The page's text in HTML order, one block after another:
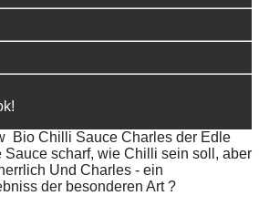
Bio Chilli Sauce Charles der Edle
Sauce scharf, wie Chilli sein soll, aber
Und Charles - ein
der besonderen Art ?